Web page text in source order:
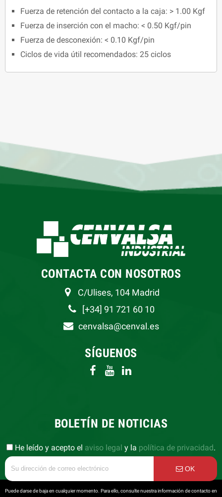
Fuerza de retención del contacto a la caja: > 1.00 Kgf
Fuerza de inserción con el macho: < 0.50 Kgf/pin
Fuerza de desconexión: < 0.10 Kgf/pin
Ciclos de vida útil recomendados: 25 ciclos
CONTACTA CON NOSOTROS
C/Ulises, 104 Madrid
[+34] 91 721 60 10
cenvalsa@cenval.es
SÍGUENOS
BOLETÍN DE NOTICIAS
He leído y acepto el aviso legal y la política de privacidad.
OK
Puede darse de baja en cualquier momento. Para ello, consulte nuestra información de contacto en